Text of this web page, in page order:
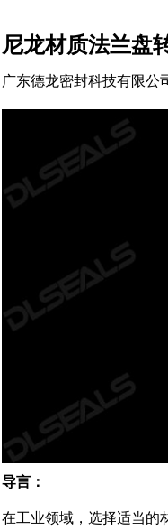
尼龙材质法兰盘
广东德龙密封科技有限公
导言：
在工业领域，选择适当的